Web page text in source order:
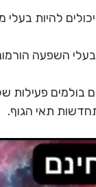
להיות בעלי
בעלי השפעה
בולמים פעילות
תאי הגוף.